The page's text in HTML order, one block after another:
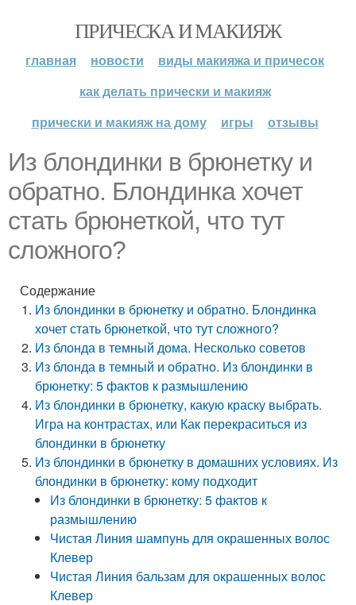
ПРИЧЕСКА И МАКИЯЖ
главная новости
виды макияжа и причесок
как делать прически и макияж
прически и макияж на дому
игры отзывы
Из блондинки в брюнетку и
обратно. Блондинка хочет
стать брюнеткой, что тут
сложного?
Содержание
Из блондинки в брюнетку и обратно. Блондинка
хочет стать брюнеткой, что тут сложного?
Из блонда в темный дома. Несколько советов
Из блонда в темный и обратно. Из блондинки в
брюнетку: 5 фактов к размышлению
Из блондинки в брюнетку, какую краску выбрать.
Игра на контрастах, или Как перекраситься из
блондинки в брюнетку
Из блондинки в брюнетку в домашних условиях. Из
блондинки в брюнетку: кому подходит
Из блондинки в брюнетку: 5 фактов к
размышлению
Чистая Линия шампунь для окрашенных волос
Клевер
Чистая Линия бальзам для окрашенных волос
Клевер